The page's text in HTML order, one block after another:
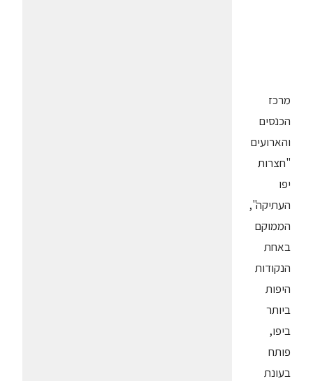
מרכז
הכנסים
והארועים
"חצרות
יפו
העתיקה",
הממוקם
באחת
הנקודות
היפות
ביותר
ביפו,
פותח
בעונת